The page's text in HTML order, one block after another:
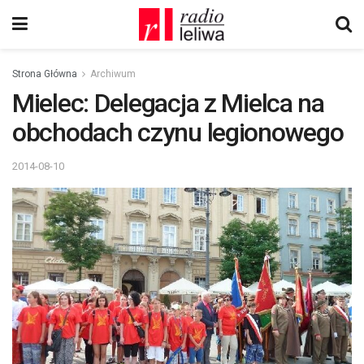
Strona Główna Archiwum
Mielec: Delegacja z Mielca na
obchodach czynu legionowego
2014-08-10